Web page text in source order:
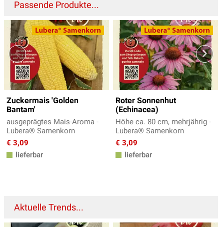
Passende Produkte...
Zuckermais 'Golden
Bantam'
ausgeprägtes Mais-Aroma -
Lubera® Samenkorn
€ 3,09
lieferbar
Roter Sonnenhut
(Echinacea)
Höhe ca. 80 cm, mehrjährig -
Lubera® Samenkorn
€ 3,09
lieferbar
Aktuelle Trends...